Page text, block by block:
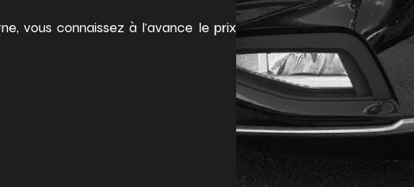
vous connaissez à l'avance le prix de